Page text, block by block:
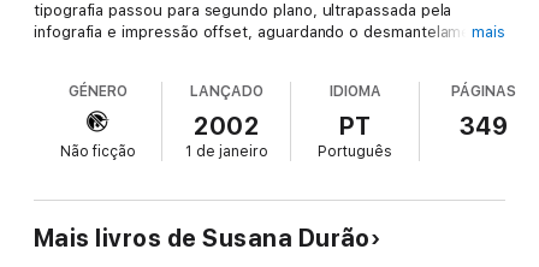
tipografia passou para segundo plano, ultrapassada pela
infografia e impressão offset, aguardando o desmantelamento
antropologia social e cultural, levou a autora a lugares onde a
tipografia e os tipógrafos se fizeram ouvir até à viragem do
século xx para o xxi.
mais
GÉNERO
Não ficção
LANÇADO
2002
1 de janeiro
IDIOMA
PT
Português
PÁGINAS
349
Mais livros de Susana Durão